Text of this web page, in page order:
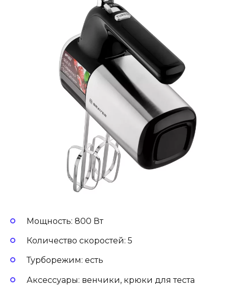
Мощность: 800 Вт
Количество скоростей: 5
Турборежим: есть
Аксессуары: венчики, крюки для теста